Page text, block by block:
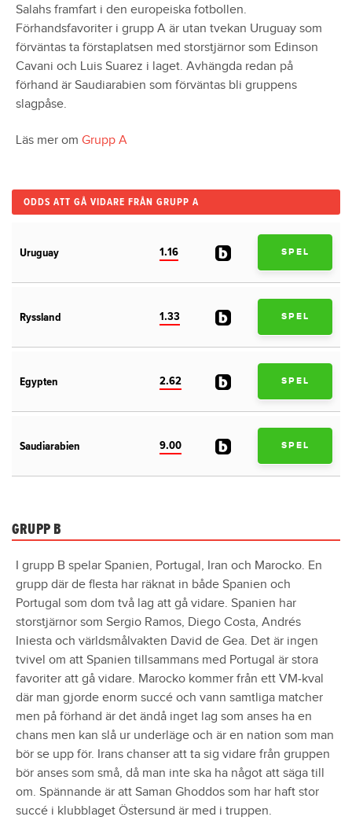
Salahs framfart i den europeiska fotbollen.
Förhandsfavoriter i grupp A är utan tvekan Uruguay som
förväntas ta förstaplatsen med storstjärnor som Edinson
Cavani och Luis Suarez i laget. Avhängda redan på
förhand är Saudiarabien som förväntas bli gruppens
slagpåse.
Läs mer om Grupp A
ODDS ATT GÅ VIDARE FRÅN GRUPP A
Uruguay 1.16 SPEL
Ryssland 1.33 SPEL
Egypten 2.62 SPEL
Saudiarabien 9.00 SPEL
GRUPP B
I grupp B spelar Spanien, Portugal, Iran och Marocko. En
grupp där de flesta har räknat in både Spanien och
Portugal som dom två lag att gå vidare. Spanien har
storstjärnor som Sergio Ramos, Diego Costa, Andrés
Iniesta och världsmålvakten David de Gea. Det är ingen
tvivel om att Spanien tillsammans med Portugal är stora
favoriter att gå vidare. Marocko kommer från ett VM-kval
där man gjorde enorm succé och vann samtliga matcher
men på förhand är det ändå inget lag som anses ha en
chans men kan slå ur underläge och är en nation som man
bör se upp för. Irans chanser att ta sig vidare från gruppen
bör anses som små, då man inte ska ha något att säga till
om. Spännande är att Saman Ghoddos som har haft stor
succé i klubblaget Östersund är med i truppen.